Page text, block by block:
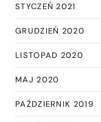
STYCZEŃ 2021
GRUDZIEŃ 2020
LISTOPAD 2020
MAJ 2020
PAŹDZIERNIK 2019